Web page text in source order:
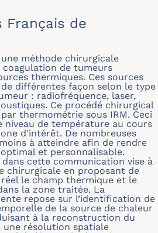
Français de
méthode chirurgicale
de tumeurs
thermiques. Ces sources
différentes façon selon le type
: radiofréquence, laser,
Ce procédé chirurgical
thermométrie sous IRM. Ceci
de température au cours
d’intérêt. De nombreuses
à atteindre afin de rendre
et personnalisable.
dans cette communication vise à
chirurgicale en proposant de
le champ thermique et le
la zone traitée. La
repose sur l’identification de
de la source de chaleur
à la reconstruction du
une résolution spatiale